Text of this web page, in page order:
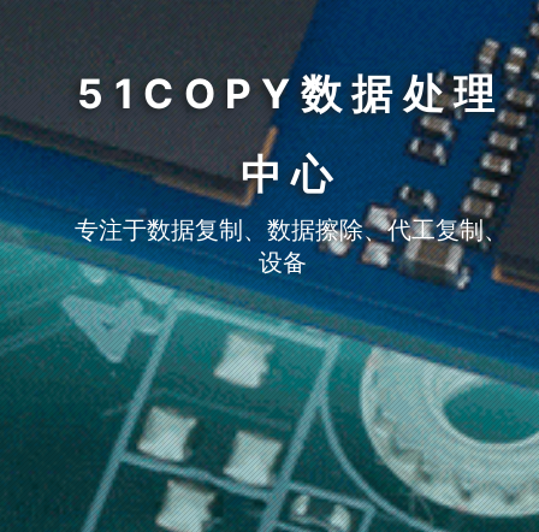
51COPY数据处理
中心
专注于数据复制、数据擦除、代工复制、
设备租赁等